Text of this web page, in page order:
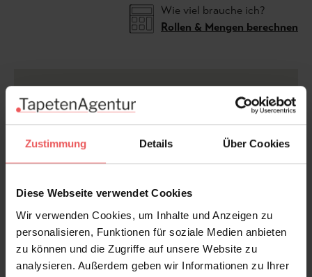
Zustimmung Details Über Cookies
Diese Webseite verwendet Cookies
Wir verwenden Cookies, um Inhalte und Anzeigen zu
personalisieren, Funktionen für soziale Medien anbieten
zu können und die Zugriffe auf unsere Website zu
analysieren. Außerdem geben wir Informationen zu Ihrer
Wie viel brauche ich?
Rollen & Mengen berechnen
Sondermaße möglich.Die Tapete ist zu groß oder zu
klein? Dieses Motiv kann individuell für Ihre Wand
angefertigt werden. Bitte kontaktieren Sie uns und
Ausschnitte des Motivs sein können.